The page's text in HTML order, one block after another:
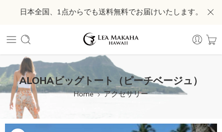
日本全国、1点からでも送料無料でお届けいたします。
ALOHAビッグトート（ピーチベージュ）
Home アクセサリー